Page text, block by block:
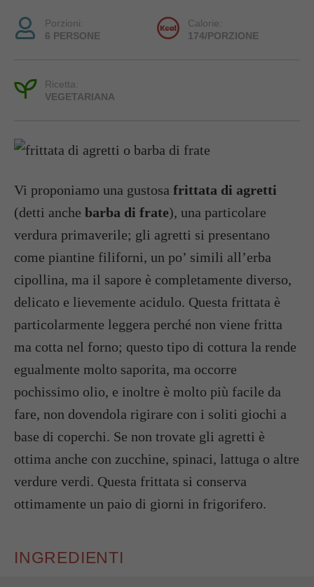
Porzioni:
6 PERSONE
Calorie:
174/PORZIONE
Ricetta:
VEGETARIANA
Vi proponiamo una gustosa frittata di agretti
(detti anche barba di frate), una particolare
verdura primaverile; gli agretti si presentano
come piantine filiforni, un po’ simili all’erba
cipollina, ma il sapore è completamente diverso,
delicato e lievemente acidulo. Questa frittata è
particolarmente leggera perché non viene fritta
ma cotta nel forno; questo tipo di cottura la rende
egualmente molto saporita, ma occorre
pochissimo olio, e inoltre è molto più facile da
fare, non dovendola rigirare con i soliti giochi a
base di coperchi. Se non trovate gli agretti è
ottima anche con zucchine, spinaci, lattuga o altre
verdure verdi. Questa frittata si conserva
ottimamente un paio di giorni in frigorifero.
INGREDIENTI